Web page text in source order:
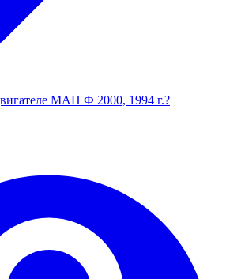
МАН Ф 2000, 1994 г.?